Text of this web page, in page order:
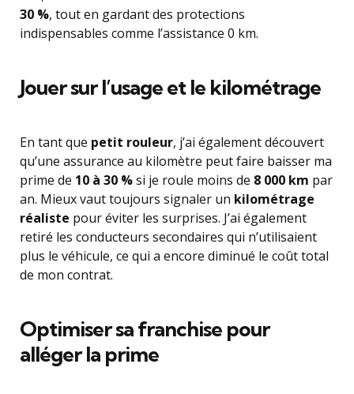
30 %, tout en gardant des protections
indispensables comme l’assistance 0 km.
Jouer sur l’usage et le kilométrage
En tant que petit rouleur, j’ai également découvert
qu’une assurance au kilomètre peut faire baisser ma
prime de 10 à 30 %si je roule moins de 8 000 km par
an. Mieux vaut toujours signaler un kilométrage
réaliste pour éviter les surprises. J’ai également
retiré les conducteurs secondaires qui n’utilisaient
plus le véhicule, ce qui a encore diminué le coût total
de mon contrat.
Optimiser sa franchise pour
alléger la prime